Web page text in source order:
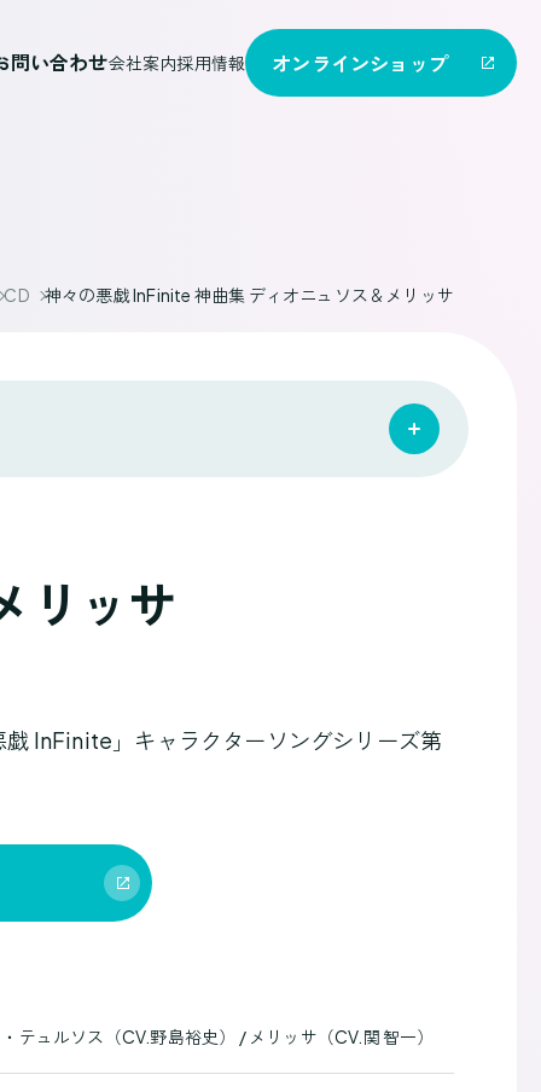
問い合わせ会社案内採用情報 オンラインショップ
CD 神々の悪戯 InFinite 神曲集 ディオニュソス＆メリッサ
リッサ
InFinite」キャラクターソングシリーズ第
テュルソス（CV.野島裕史） / メリッサ（CV.関 智一）